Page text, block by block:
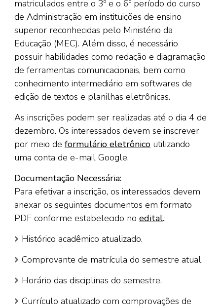
matriculados entre o 3º e o 6º período do curso
de Administração em instituições de ensino
superior reconhecidas pelo Ministério da
Educação (MEC). Além disso, é necessário
possuir habilidades como redação e diagramação
de ferramentas comunicacionais, bem como
conhecimento intermediário em softwares de
edição de textos e planilhas eletrônicas.
As inscrições podem ser realizadas até o dia 4 de
dezembro. Os interessados devem se inscrever
por meio de formulário eletrônico utilizando
uma conta de e-mail Google.
Documentação Necessária:
Para efetivar a inscrição, os interessados devem
anexar os seguintes documentos em formato
PDF conforme estabelecido no edital.:
Histórico acadêmico atualizado.
Comprovante de matrícula do semestre atual.
Horário das disciplinas do semestre.
Currículo atualizado com comprovações de